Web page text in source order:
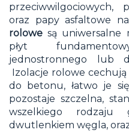
przeciwwilgociowych,
oraz papy asfaltowe
rolowe są uniwersalne
płyt
jednostronnego lub
Izolacje rolowe cechują
do betonu, łatwo je
pozostaje szczelna,
wszelkiego rodzaju
dwutlenkiem węgla,